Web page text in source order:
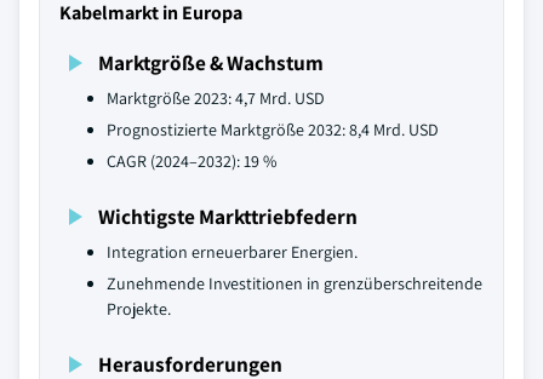
Kabelmarkt in Europa
Marktgröße & Wachstum
Marktgröße 2023: 4,7 Mrd. USD
Prognostizierte Marktgröße 2032: 8,4 Mrd. USD
CAGR (2024–2032): 19 %
Wichtigste Markttriebfedern
Integration erneuerbarer Energien.
Zunehmende Investitionen in grenzüberschreitende
Projekte.
Herausforderungen